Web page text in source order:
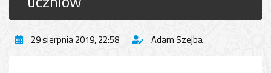
29 sierpnia 2019, 22:58 Adam Szejba